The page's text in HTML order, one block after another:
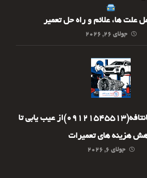
علت ها، علائم و راه حل تعمیر
جولای ۲۶, ۲۰۲۶
تعمیر گیربکس سانتافه(09121545513)از عیب یابی تا
هزینه های تعمیرات
جولای ۶, ۲۰۲۶